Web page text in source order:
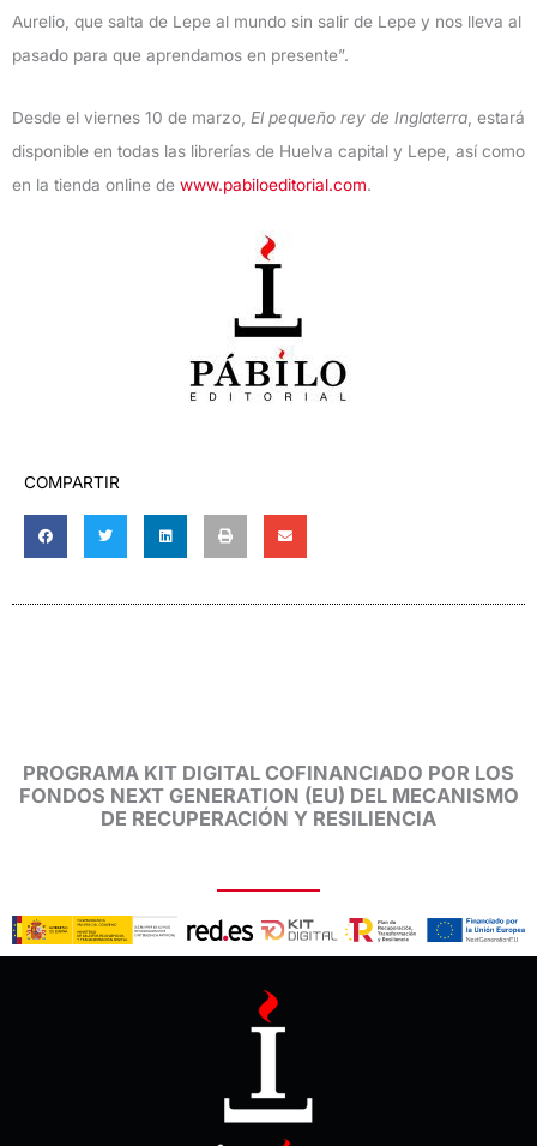
Aurelio, que salta de Lepe al mundo sin salir de Lepe y nos lleva al
pasado para que aprendamos en presente”.
Desde el viernes 10 de marzo, El pequeño rey de Inglaterra, estará
disponible en todas las librerías de Huelva capital y Lepe, así como
en la tienda online de www.pabiloeditorial.com.
COMPARTIR
PROGRAMA KIT DIGITAL COFINANCIADO POR LOS
FONDOS NEXT GENERATION (EU) DEL MECANISMO
DE RECUPERACIÓN Y RESILIENCIA